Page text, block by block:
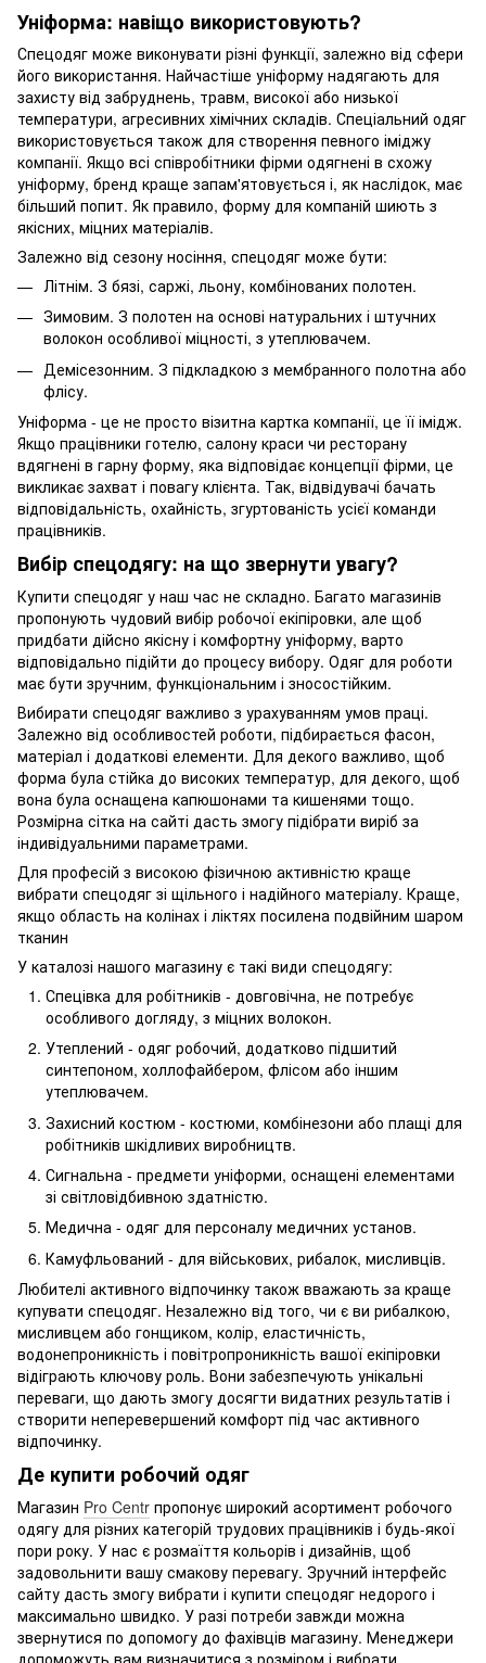
Уніформа: навіщо використовують?
Спецодяг може виконувати різні функції, залежно від сфери
його використання. Найчастіше уніформу надягають для
захисту від забруднень, травм, високої або низької
температури, агресивних хімічних складів. Спеціальний одяг
використовується також для створення певного іміджу
компанії. Якщо всі співробітники фірми одягнені в схожу
уніформу, бренд краще запам'ятовується і, як наслідок, має
більший попит. Як правило, форму для компаній шиють з
якісних, міцних матеріалів.
Залежно від сезону носіння, спецодяг може бути:
Літнім. З бязі, саржі, льону, комбінованих полотен.
Зимовим. З полотен на основі натуральних і штучних
волокон особливої міцності, з утеплювачем.
Демісезонним. З підкладкою з мембранного полотна або
флісу.
Уніформа - це не просто візитна картка компанії, це її імідж.
Якщо працівники готелю, салону краси чи ресторану
вдягнені в гарну форму, яка відповідає концепції фірми, це
викликає захват і повагу клієнта. Так, відвідувачі бачать
відповідальність, охайність, згуртованість усієї команди
працівників.
Вибір спецодягу: на що звернути увагу?
Купити спецодяг у наш час не складно. Багато магазинів
пропонують чудовий вибір робочої екіпіровки, але щоб
придбати дійсно якісну і комфортну уніформу, варто
відповідально підійти до процесу вибору. Одяг для роботи
має бути зручним, функціональним і зносостійким.
Вибирати спецодяг важливо з урахуванням умов праці.
Залежно від особливостей роботи, підбирається фасон,
матеріал і додаткові елементи. Для декого важливо, щоб
форма була стійка до високих температур, для декого, щоб
вона була оснащена капюшонами та кишенями тощо.
Розмірна сітка на сайті дасть змогу підібрати виріб за
індивідуальними параметрами.
Для професій з високою фізичною активністю краще
вибрати спецодяг зі щільного і надійного матеріалу. Краще,
якщо область на колінах і ліктях посилена подвійним шаром
тканин
У каталозі нашого магазину є такі види спецодягу:
Спецівка для робітників - довговічна, не потребує
особливого догляду, з міцних волокон.
Утеплений - одяг робочий, додатково підшитий
синтепоном, холлофайбером, флісом або іншим
утеплювачем.
Захисний костюм - костюми, комбінезони або плащі для
робітників шкідливих виробництв.
Сигнальна - предмети уніформи, оснащені елементами
зі світловідбивною здатністю.
Медична - одяг для персоналу медичних установ.
Камуфльований - для військових, рибалок, мисливців.
Любителі активного відпочинку також вважають за краще
купувати спецодяг. Незалежно від того, чи є ви рибалкою,
мисливцем або гонщиком, колір, еластичність,
водонепроникність і повітропроникність вашої екіпіровки
відіграють ключову роль. Вони забезпечують унікальні
переваги, що дають змогу досягти видатних результатів і
створити неперевершений комфорт під час активного
відпочинку.
Де купити робочий одяг
Магазин Pro Centr пропонує широкий асортимент робочого
одягу для різних категорій трудових працівників і будь-якої
пори року. У нас є розмаїття кольорів і дизайнів, щоб
задовольнити вашу смакову перевагу. Зручний інтерфейс
сайту дасть змогу вибрати і купити спецодяг недорого і
максимально швидко. У разі потреби завжди можна
звернутися по допомогу до фахівців магазину. Менеджери
допоможуть вам визначитися з розміром і вибрати